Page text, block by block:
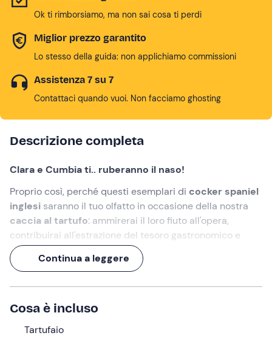
Ok ti rimborsiamo, ma non sai cosa ti perdi
Miglior prezzo garantito
Lo stesso della guida: non applichiamo commissioni
Assistenza 7 su 7
Contattaci quando vuoi. Non facciamo ghosting
Descrizione completa
Clara e Cumbia ti.. ruberanno il naso!
Proprio così, perché questi esemplari di cocker spaniel
inglesi saranno il tuo olfatto in occasione della nostra
caccia al tartufo: ammirerai il loro fiuto all'opera,
contribuirai all'estrazione del tesoro gastronomico e
gusterai il frutto della tua ricerca durante un
tema tartufo.
Una giornata all'insegna del tartufo, per ri-scoprirne
profumo e sapore come fosse la prima volta!
Cosa faremo
Continua a leggere
Cosa è incluso
Tartufaio